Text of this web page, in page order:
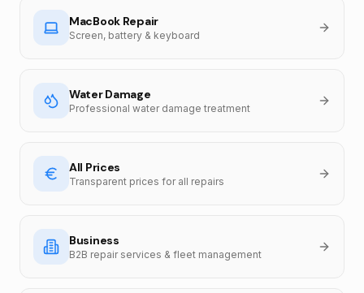
MacBook Repair
Screen, battery & keyboard
Water Damage
Professional water damage treatment
All Prices
Transparent prices for all repairs
Business
B2B repair services & fleet management